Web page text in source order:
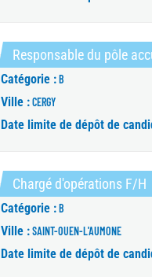
Responsable du pôle
Catégorie : B
Ville : CERGY
Date limite de dépôt de
Chargé d'opérations F/H
Catégorie : B
Ville : SAINT-OUEN-L'AUMONE
Date limite de dépôt de